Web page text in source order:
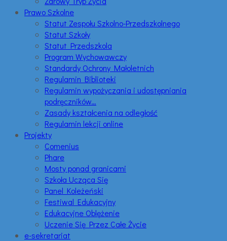
Prawo Szkolne
Statut Zespołu Szkolno-Przedszkolnego
Statut Szkoły
Statut Przedszkola
Program Wychowawczy
Standardy Ochrony Małoletnich
Regulamin Biblioteki
Regulamin wypożyczania i udostępniania
podręczników…
Zasady kształcenia na odległość
Regulamin lekcji online
Projekty
Comenius
Phare
Mosty ponad granicami
Szkoła Ucząca Się
Panel Koleżeński
Festiwal Edukacyjny
Edukacyjne Oblężenie
Uczenie Się Przez Całe Życie
e-sekretariat